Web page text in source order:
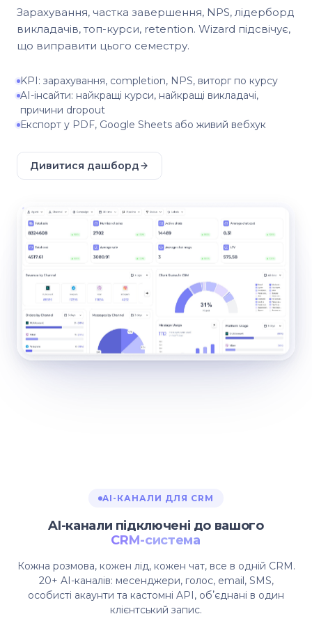
Зарахування, частка завершення, NPS, лідерборд
викладачів, топ-курси, retention. Wizard підсвічує,
що виправити цього семестру.
KPI: зарахування, completion, NPS, виторг по курсу
AI-інсайти: найкращі курси, найкращі викладачі,
причини dropout
Експорт у PDF, Google Sheets або живий вебхук
Дивитися дашборд
AI-КАНАЛИ ДЛЯ CRM
AI-канали підключені до вашого
CRM-система
Кожна розмова, кожен лід, кожен чат, все в одній CRM.
20+ AI-каналів: месенджери, голос, email, SMS,
особисті акаунти та кастомні API, обʼєднані в один
клієнтський запис.